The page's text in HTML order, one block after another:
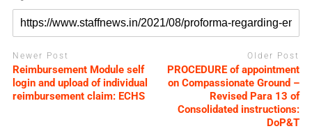
Newer Post
Reimbursement Module self
login and upload of individual
reimbursement claim: ECHS
Older Post
PROCEDURE of appointment
on Compassionate Ground –
Revised Para 13 of
Consolidated instructions:
DoP&T